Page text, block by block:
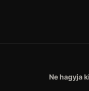
Ne hagyja ki